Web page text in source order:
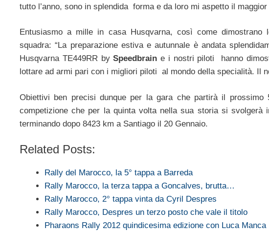
tutto l’anno, sono in splendida forma e da loro mi aspetto il
Entusiasmo a mille in casa Husqvarna, così come dimostrano
squadra: “La preparazione estiva e autunnale è andata
Husqvarna TE449RR bySpeedbrain e i nostri piloti hanno
lottare ad armi pari con i migliori piloti al mondo della specialità. Il
Obiettivi ben precisi dunque per la gara che partirà il
competizione che per la quinta volta nella sua storia si svolgerà
terminando dopo 8423 km a Santiago il 20 Gennaio.
Related Posts:
Rally del Marocco, la 5° tappa a Barreda
Rally Marocco, la terza tappa a Goncalves, brutta…
Rally Marocco, 2° tappa vinta da Cyril Despres
Rally Marocco, Despres un terzo posto che vale il titolo
Pharaons Rally 2012 quindicesima edizione con Luca Manca